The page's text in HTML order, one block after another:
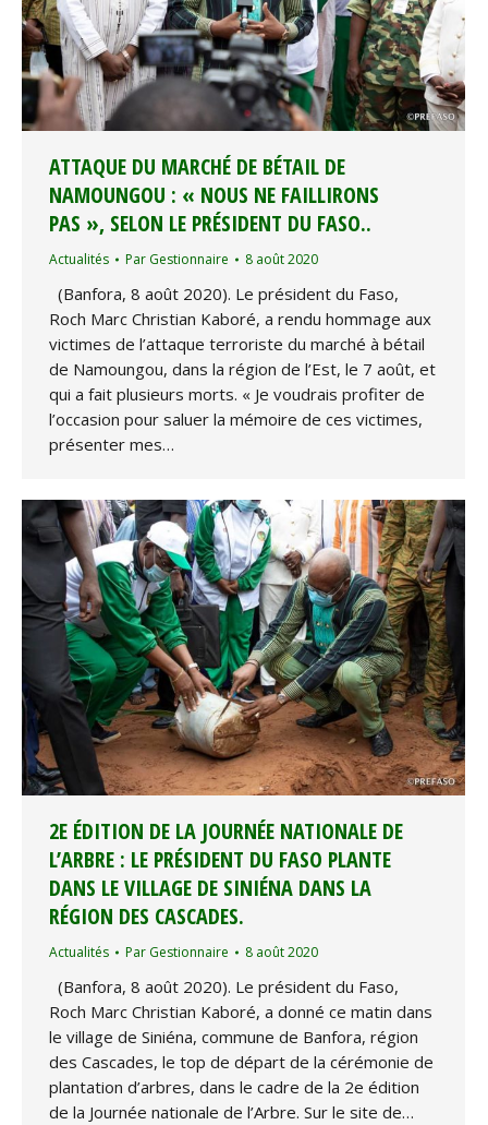
ATTAQUE DU MARCHÉ DE BÉTAIL DE
NAMOUNGOU : « NOUS NE FAILLIRONS
PAS », SELON LE PRÉSIDENT DU FASO..
Actualités Par Gestionnaire 8 août 2020
(Banfora, 8 août 2020). Le président du Faso,
Roch Marc Christian Kaboré, a rendu hommage aux
victimes de l’attaque terroriste du marché à bétail
de Namoungou, dans la région de l’Est, le 7 août, et
qui a fait plusieurs morts. « Je voudrais profiter de
l’occasion pour saluer la mémoire de ces victimes,
présenter mes…
2E ÉDITION DE LA JOURNÉE NATIONALE DE
L’ARBRE : LE PRÉSIDENT DU FASO PLANTE
DANS LE VILLAGE DE SINIÉNA DANS LA
RÉGION DES CASCADES.
Actualités Par Gestionnaire 8 août 2020
(Banfora, 8 août 2020). Le président du Faso,
Roch Marc Christian Kaboré, a donné ce matin dans
le village de Siniéna, commune de Banfora, région
des Cascades, le top de départ de la cérémonie de
plantation d’arbres, dans le cadre de la 2e édition
de la Journée nationale de l’Arbre. Sur le site de…